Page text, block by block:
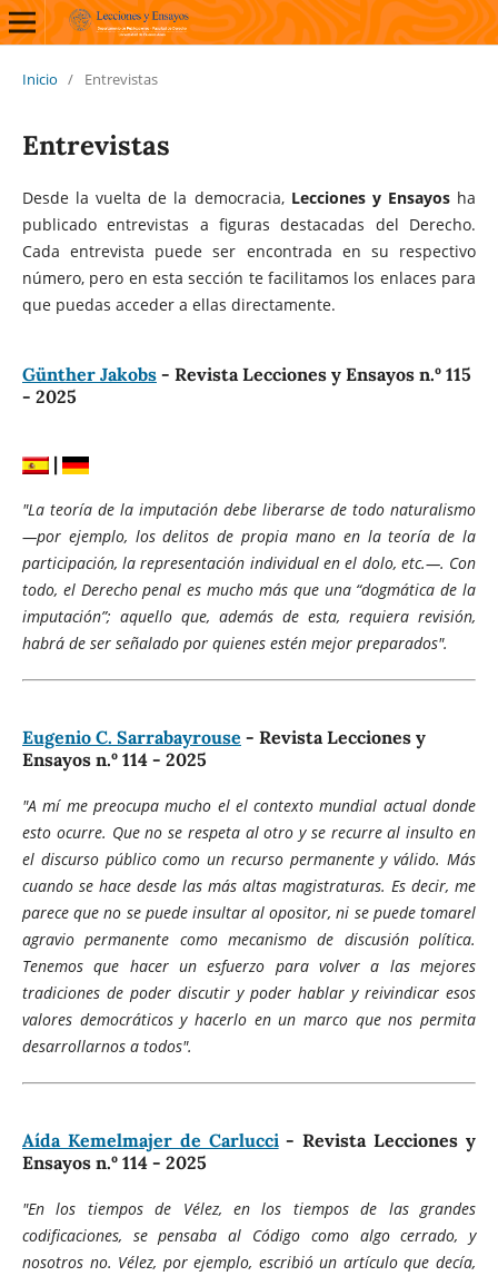
Inicio / Entrevistas
Entrevistas
Desde la vuelta de la democracia, Lecciones y Ensayos ha
publicado entrevistas a figuras destacadas del Derecho.
Cada entrevista puede ser encontrada en su respectivo
número, pero en esta sección te facilitamos los enlaces para
que puedas acceder a ellas directamente.
Günther Jakobs- Revista Lecciones y Ensayos n.º 115
- 2025
|
"La teoría de la imputación debe liberarse de todo naturalismo
—por ejemplo, los delitos de propia mano en la teoría de la
participación, la representación individual en el dolo, etc.—. Con
todo, el Derecho penal es mucho más que una “dogmática de la
imputación”; aquello que, además de esta, requiera revisión,
habrá de ser señalado por quienes estén mejor preparados".
Eugenio C. Sarrabayrouse - Revista Lecciones y
Ensayos n.º 114 - 2025
"A mí me preocupa mucho el el contexto mundial actual donde
esto ocurre. Que no se respeta al otro y se recurre al insulto en
el discurso público como un recurso permanente y válido. Más
cuando se hace desde las más altas magistraturas. Es decir, me
parece que no se puede insultar al opositor, ni se puede tomarel
agravio permanente como mecanismo de discusión política.
Tenemos que hacer un esfuerzo para volver a las mejores
tradiciones de poder discutir y poder hablar y reivindicar esos
valores democráticos y hacerlo en un marco que nos permita
desarrollarnos a todos".
Aída Kemelmajer de Carlucci- Revista Lecciones y
Ensayos n.º 114 - 2025
"En los tiempos de Vélez, en los tiempos de las grandes
codificaciones, se pensaba al Código como algo cerrado, y
nosotros no. Vélez, por ejemplo, escribió un artículo que decía,